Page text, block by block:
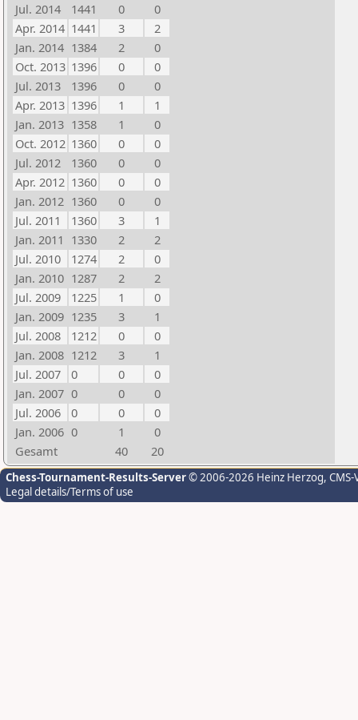
Jul. 2014
1441 0
0
Apr. 2014 1441 3
2
Jan. 2014 1384 2
0
Oct. 2013 1396 0
0
Jul. 2013
1396 0
0
Apr. 2013 1396 1
1
Jan. 2013 1358 1
0
Oct. 2012 1360 0
0
Jul. 2012
1360 0
0
Apr. 2012 1360 0
0
Jan. 2012 1360 0
0
Jul. 2011
1360 3
1
Jan. 2011 1330 2
2
Jul. 2010
1274 2
0
Jan. 2010 1287 2
2
Jul. 2009
1225 1
0
Jan. 2009 1235 3
1
Jul. 2008
1212 0
0
Jan. 2008 1212 3
1
Jul. 2007
0 0
0
Jan. 2007 0 0
0
Jul. 2006
0 0
0
Jan. 2006 0 1
0
Gesamt
40 20
Chess-Tournament-Results-Server© 2006-2026 Heinz Herzog,
Legal details/Terms of use